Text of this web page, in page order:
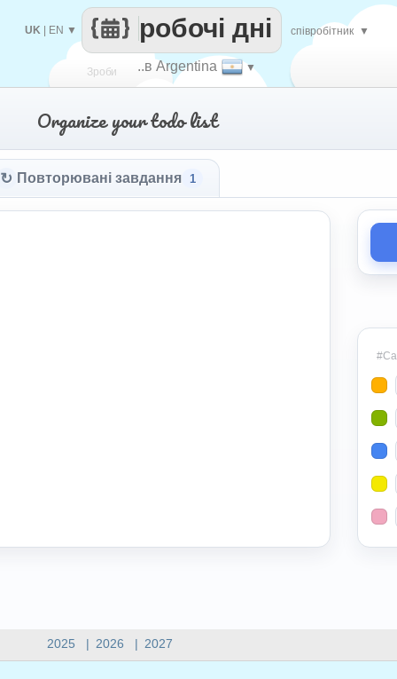
Зроби
кожен
..в Argentina ▼
робочі дні
UK EN ▼ співробітник ▼
2025 | 2026 | 2027
Organize your todo list
↻ Повторювані завдання 1